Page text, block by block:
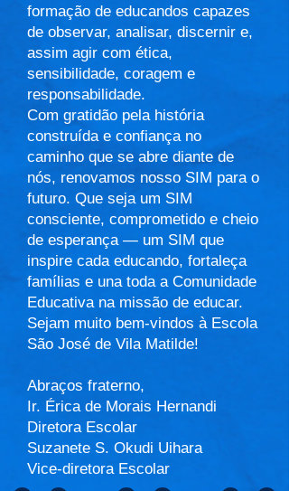
formação de educandos capazes
de observar, analisar, discernir e,
assim agir com ética,
sensibilidade, coragem e
responsabilidade.
Com gratidão pela história
construída e confiança no
caminho que se abre diante de
nós, renovamos nosso SIM para o
futuro. Que seja um SIM
consciente, comprometido e cheio
de esperança — um SIM que
inspire cada educando, fortaleça
famílias e una toda a Comunidade
Educativa na missão de educar.
Sejam muito bem-vindos à Escola
São José de Vila Matilde!
Abraços fraterno,
Ir. Érica de Morais Hernandi
Diretora Escolar
Suzanete S. Okudi Uihara
Vice-diretora Escolar